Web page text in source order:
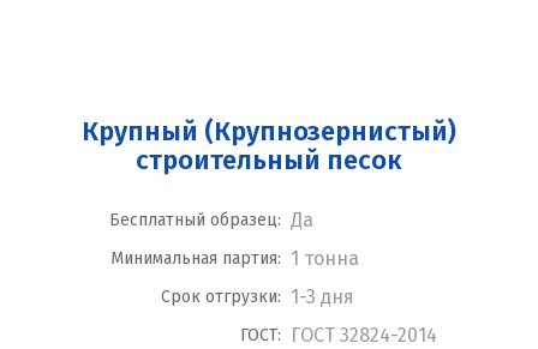
Крупный (Крупнозернистый)
строительный песок
Бесплатный образец: Да
Минимальная партия: 1 тонна
Срок отгрузки: 1-3 дня
ГОСТ: ГОСТ 32824-2014